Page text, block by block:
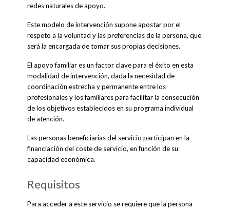
redes naturales de apoyo.
Este modelo de intervención supone apostar por el
respeto a la voluntad y las preferencias de la persona, que
será la encargada de tomar sus propias decisiones.
El apoyo familiar es un factor clave para el éxito en esta
modalidad de intervención, dada la necesidad de
coordinación estrecha y permanente entre los
profesionales y los familiares para facilitar la consecución
de los objetivos establecidos en su programa individual
de atención.
Las personas beneficiarias del servicio participan en la
financiación del coste de servicio, en función de su
capacidad económica.
Requisitos
Para acceder a este servicio se requiere que la persona